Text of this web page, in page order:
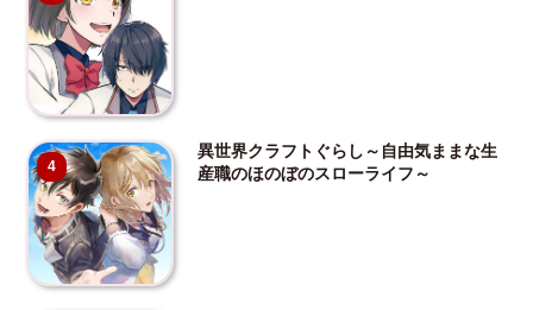
4
異世界クラフトぐらし～自由気ままな生
産職のほのぼのスローライフ～